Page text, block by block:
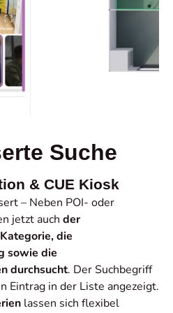
Suche
& CUE Kiosk
– Neben POI- oder
jetzt auch der
die
sowie die
durchsucht. Der Suchbegriff
Eintrag in der Liste angezeigt.
lassen sich flexibel